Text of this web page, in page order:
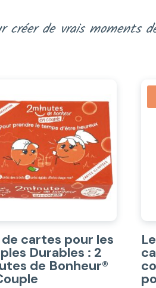
créer de vrais moments
cartes pour les
Durables : 2
de Bonheur®